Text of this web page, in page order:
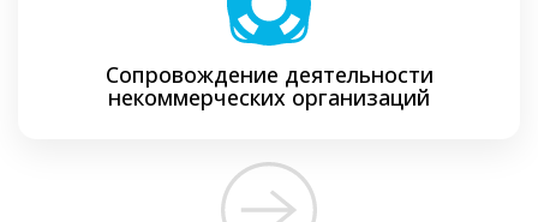
Сопровождение деятельности
некоммерческих организаций